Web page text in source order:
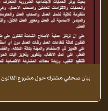
بيان صحفي مشترك حول مشروع القانون